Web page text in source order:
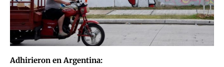
Adhirieron en Argentina: